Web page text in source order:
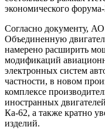
экономического
Согласно документу,
Объединенную
намерено расширить
модификаций
электронных систем
частности, в новом
комплексе
иностранных
Ка-62, а также кратно
изделий.